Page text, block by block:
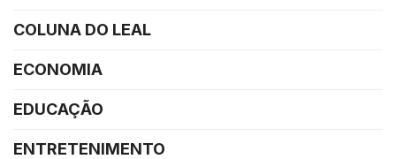
COLUNA DO LEAL
ECONOMIA
EDUCAÇÃO
ENTRETENIMENTO